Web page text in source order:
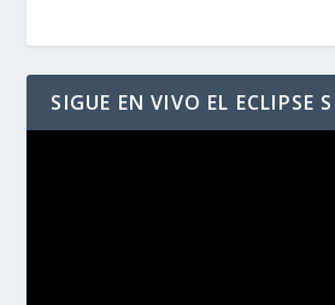
SIGUE EN VIVO EL ECLIPSE